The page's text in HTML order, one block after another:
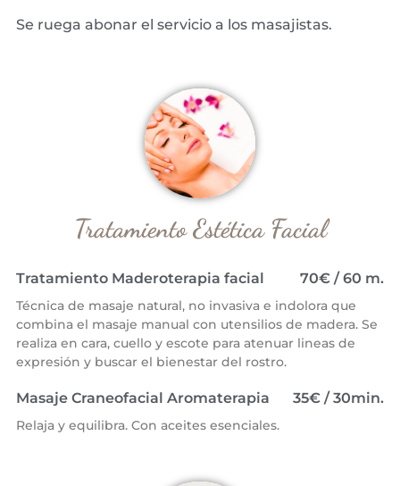
Se ruega abonar el servicio a los masajistas.
Tratamiento Estética Facial
Tratamiento Maderoterapia facial 70€ / 60 m.
Técnica de masaje natural, no invasiva e indolora que
combina el masaje manual con utensilios de madera. Se
realiza en cara, cuello y escote para atenuar lineas de
expresión y buscar el bienestar del rostro.
Masaje Craneofacial Aromaterapia 35€ / 30min.
Relaja y equilibra. Con aceites esenciales.